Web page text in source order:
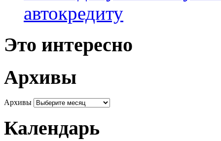
автокредиту
Это интересно
Архивы
Архивы
Календарь